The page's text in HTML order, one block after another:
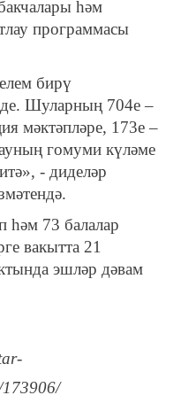
һәм
программасы
бирү
Шуларның 704е –
мәктәпләре, 173е –
гомуми күләме
- диделәр
һәм 73 балалар
вакытта 21
эшләр дәвам